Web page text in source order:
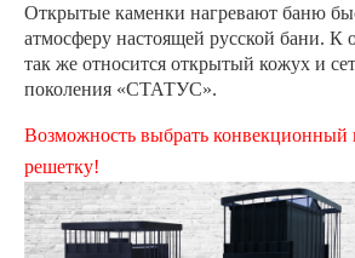
Открытые каменки нагревают баню
атмосферу настоящей русской бани.
так же относится открытый кожух и
поколения «СТАТУС».
Возможность выбрать конвекционный
решетку!